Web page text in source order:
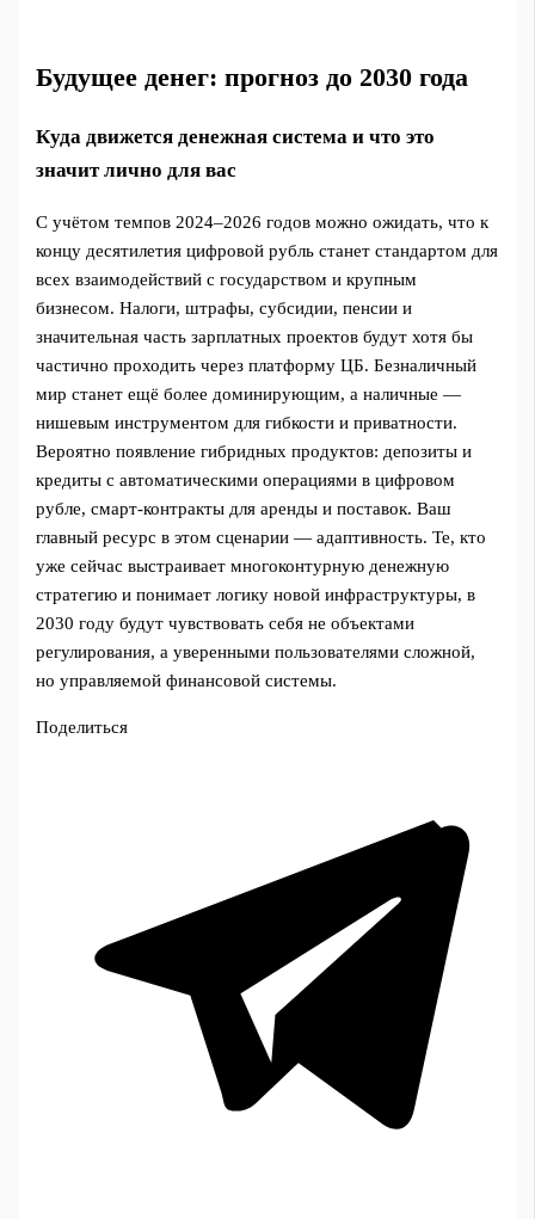
Будущее денег: прогноз до 2030 года
Куда движется денежная система и что это
значит лично для вас
С учётом темпов 2024–2026 годов можно ожидать, что к
концу десятилетия цифровой рубль станет стандартом для
всех взаимодействий с государством и крупным
бизнесом. Налоги, штрафы, субсидии, пенсии и
значительная часть зарплатных проектов будут хотя бы
частично проходить через платформу ЦБ. Безналичный
мир станет ещё более доминирующим, а наличные —
нишевым инструментом для гибкости и приватности.
Вероятно появление гибридных продуктов: депозиты и
кредиты с автоматическими операциями в цифровом
рубле, смарт‑контракты для аренды и поставок. Ваш
главный ресурс в этом сценарии — адаптивность. Те, кто
уже сейчас выстраивает многоконтурную денежную
стратегию и понимает логику новой инфраструктуры, в
2030 году будут чувствовать себя не объектами
регулирования, а уверенными пользователями сложной,
но управляемой финансовой системы.
Поделиться